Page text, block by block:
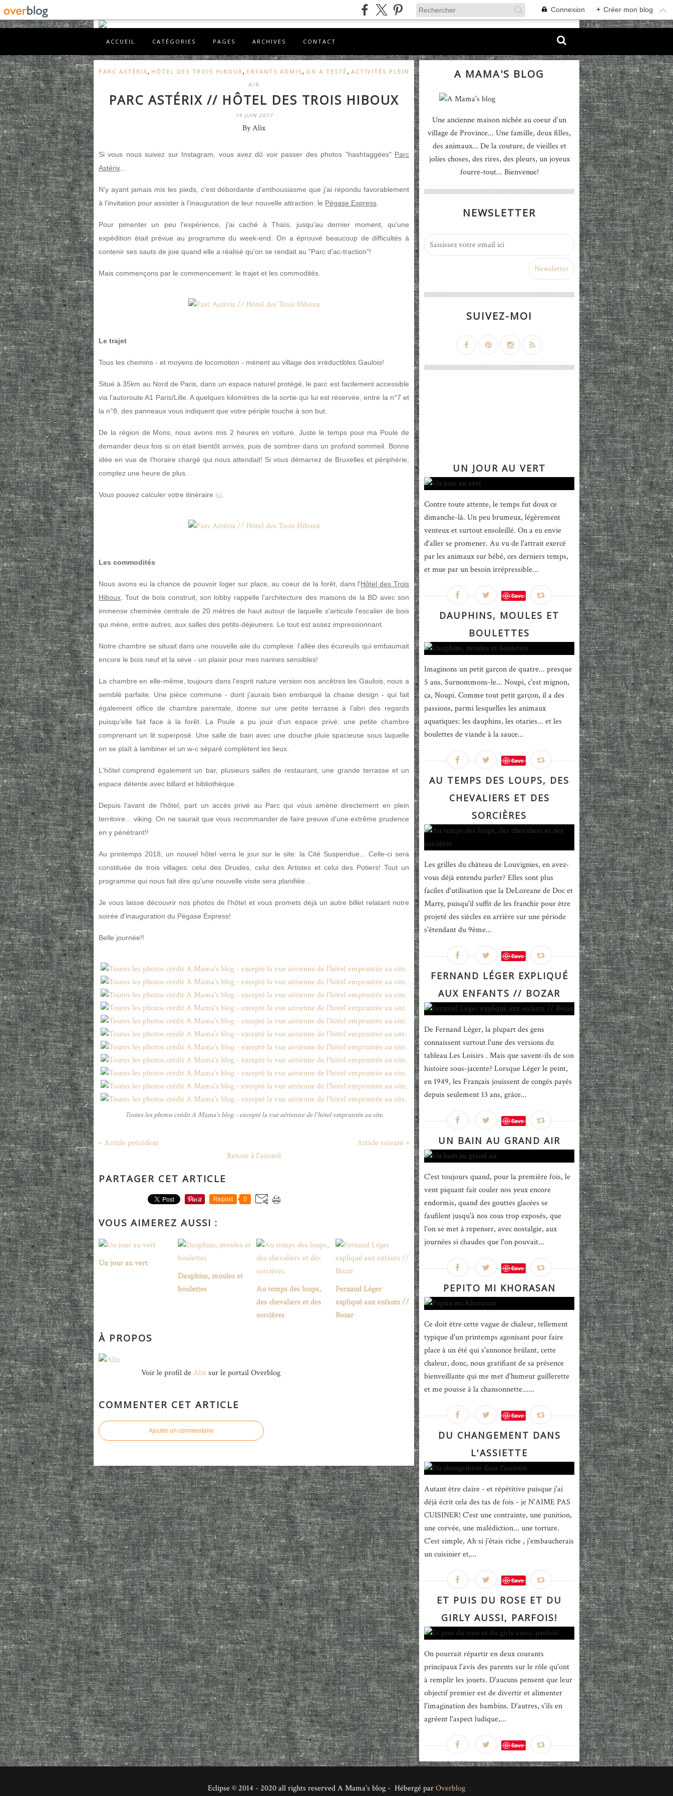
Connexion + Créer mon blog
ACCUEIL CATÉGORIES PAGES ARCHIVES CONTACT
PARC ASTÉRIX, HÔTEL DES TROIS HIBOUX, ENFANTS ADMIS, ON A TESTÉ , ACTIVITÉS PLEIN
AIR
PARC ASTÉRIX // HÔTEL DES TROIS HIBOUX
19 JUIN 2017
By Alix
Si vous nous suivez sur Instagram, vous avez dû voir passer des photos "hashtaggées" Parc
Astérix
N'y ayant jamais mis les pieds, c'est débordante d'enthousiasme que j'ai répondu favorablement
à l'invitation pour assister à l'inauguration de leur nouvelle attraction: le Pégase Express
Pour pimenter un peu l'expérience, j'ai caché à Thaïs, jusqu'au dernier moment, qu'une
expédition était prévue au programme du week-end. On a éprouvé beaucoup de difficultés à
contenir ses sauts de joie quand elle a réalisé qu'on se rendait au "Parc d'ac-traction"!
Mais commençons par le commencement: le trajet et les commodités.
Le trajet
Tous les chemins - et moyens de locomotion - mènent au village des irréductibles Gaulois!
Situé à 35km au Nord de Paris, dans un espace naturel protégé, le parc est facilement accessible
via l'autoroute A1 Paris/Lille. A quelques kilomètres de la sortie qui lui est réservée, entre la n°7 et
la n°8, des panneaux vous indiquent que votre périple touche à son but.
De la région de Mons, nous avons mis 2 heures en voiture. Juste le temps pour ma Poule de
demander deux fois si on était bientôt arrivés, puis de sombrer dans un profond sommeil. Bonne
idée en vue de l'horaire chargé qui nous attendait! Si vous démarrez de Bruxelles et périphérie,
comptez une heure de plus.
Vous pouvez calculer votre itinéraire ici
Les commodités
Nous avons eu la chance de pouvoir loger sur place, au coeur de la forêt, dans l'Hôtel des Trois
Hiboux . Tout de bois construit, son lobby rappelle l'architecture des maisons de la BD avec son
immense cheminée centrale de 20 mètres de haut autour de laquelle s'articule l'escalier de bois
qui mène, entre autres, aux salles des petits-déjeuners. Le tout est assez impressionnant.
Notre chambre se situait dans une nouvelle aile du complexe: l'allée des écureuils qui embaumait
encore le bois neuf et la sève - un plaisir pour mes narines sensibles!
La chambre en elle-même, toujours dans l'esprit nature version nos ancêtres les Gaulois, nous a
semblé parfaite. Une pièce commune - dont j'aurais bien embarqué la chaise design - qui fait
également office de chambre parentale, donne sur une petite terrasse à l'abri des regards
puisqu'elle fait face à la forêt. La Poule a pu jouir d'un espace privé: une petite chambre
comprenant un lit superposé. Une salle de bain avec une douche pluie spacieuse sous laquelle
on se plaît à lambiner et un w-c séparé complètent les lieux.
L'hôtel comprend également un bar, plusieurs salles de restaurant, une grande terrasse et un
espace détente avec billard et bibliothèque.
Depuis l'avant de l'hôtel, part un accès privé au Parc qui vous amène directement en plein
territoire... viking. On ne saurait que vous recommander de faire preuve d'une extrême prudence
en y pénétrant!!
Au printemps 2018, un nouvel hôtel verra le jour sur le site: la Cité Suspendue... Celle-ci sera
constituée de trois villages: celui des Druides, celui des Artistes et celui des Potiers! Tout un
programme qui nous fait dire qu'une nouvelle visite sera planifiée...
Je vous laisse découvrir nos photos de l'hôtel et vous promets déjà un autre billet relatant notre
soirée d'inauguration du Pégase Express!
Belle journée!!
Toutes les photos crédit A Mama's blog - excepté la vue aérienne de l'hôtel empruntée au site.
« Article précédent
Article suivant »
Retour à l'accueil
PARTAGER CET ARTICLE
Repost 0
VOUS AIMEREZ AUSSI :
Un jour au vert
Dauphins, moules et
boulettes
Au temps des loups,
des chevaliers et des
sorcières
Fernand Léger
expliqué aux enfants //
Bozar
À PROPOS
Voir le profil deAlixsur le portail Overblog
COMMENTER CET ARTICLE
Ajouter un commentaire
A MAMA'S BLOG
Une ancienne maison nichée au coeur d’un
village de Province... Une famille, deux filles,
des animaux... De la couture, de vieilles et
jolies choses, des rires, des pleurs, un joyeux
fourre-tout... Bienvenue!
NEWSLETTER
SUIVEZ-MOI
UN JOUR AU VERT
Contre toute attente, le temps fut doux ce
dimanche-là. Un peu brumeux, légèrement
venteux et surtout ensoleillé. On a eu envie
d'aller se promener. Au vu de l'attrait exercé
par les animaux sur bébé, ces derniers temps,
et mue par un besoin irrépressible...
Save
DAUPHINS, MOULES ET
BOULETTES
Imaginons un petit garçon de quatre... presque
5 ans. Surnommons-le... Noupi, c'est mignon,
ça, Noupi. Comme tout petit garçon, il a des
passions, parmi lesquelles les animaux
aquatiques: les dauphins, les otaries... et les
boulettes de viande à la sauce...
Save
AU TEMPS DES LOUPS, DES
CHEVALIERS ET DES
SORCIÈRES
Les grilles du château de Louvignies, en avez-
vous déjà entendu parler? Elles sont plus
faciles d'utilisation que la DeLoreane de Doc et
Marty, puisqu'il suffit de les franchir pour être
projeté des siècles en arrière sur une période
s'étendant du 9ème...
Save
FERNAND LÉGER EXPLIQUÉ
AUX ENFANTS // BOZAR
De Fernand Léger, la plupart des gens
connaissent surtout l'une des versions du
tableau Les Loisirs . Mais que savent-ils de son
histoire sous-jacente? Lorsque Léger le peint,
en 1949, les Français jouissent de congés payés
depuis seulement 13 ans, grâce...
Save
UN BAIN AU GRAND AIR
C'est toujours quand, pour la première fois, le
vent piquant fait couler nos yeux encore
endormis, quand des gouttes glacées se
faufilent jusqu'à nos cous trop exposés, que
l'on se met à repenser, avec nostalgie, aux
journées si chaudes que l'on pouvait...
Save
PEPITO MI KHORASAN
Ce doit être cette vague de chaleur, tellement
typique d'un printemps agonisant pour faire
place à un été qui s'annonce brûlant, cette
chaleur, donc, nous gratifiant de sa présence
bienveillante qui me met d'humeur guillerette
et me pousse à la chansonnette......
Save
DU CHANGEMENT DANS
L'ASSIETTE
Autant être claire - et répétitive puisque j'ai
déjà écrit cela des tas de fois - je N'AIME PAS
CUISINER! C'est une contrainte, une punition,
une corvée, une malédiction... une torture.
C'est simple, Ah si j'étais riche , j'embaucherais
un cuisinier et,...
Save
ET PUIS DU ROSE ET DU
GIRLY AUSSI, PARFOIS!
On pourrait répartir en deux courants
principaux l'avis des parents sur le rôle qu'ont
à remplir les jouets. D'aucuns pensent que leur
objectif premier est de divertir et alimenter
l'imagination des bambins. D'autres, s'ils en
agréent l'aspect ludique,...
Save
Eclipse © 2014 - 2020 all rights reserved A Mama's blog - Hébergé parOverblog